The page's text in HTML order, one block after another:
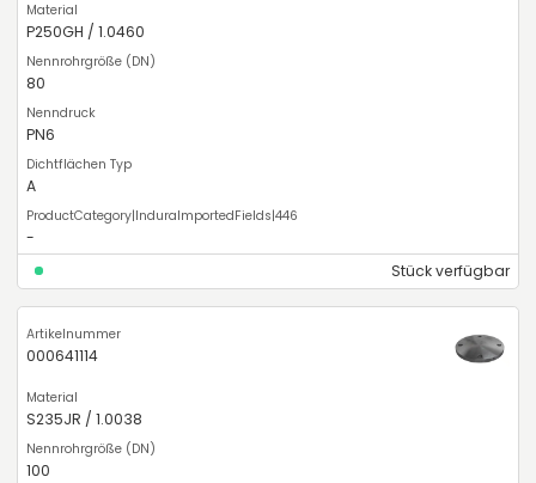
P250GH / 1.0460
80
PN6
A
-
Stück verfügbar
000641114
S235JR / 1.0038
100